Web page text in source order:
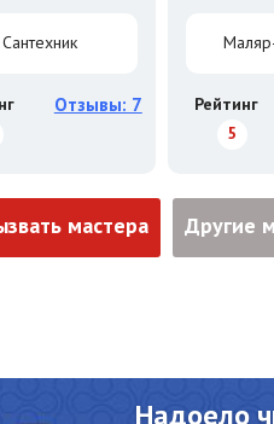
Сантехник
Отзывы: 7
Рейтинг
5
мастера Другие
Надоело